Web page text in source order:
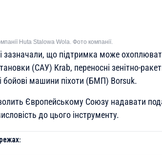
Huta Stalowa Wola. Фото компанії.
зазначали, що підтримка може
(САУ) Krab, переносні зенітно-
бойові машини піхоти (БМП) Borsuk.
Європейському Союзу надавати
до цього інструменту.